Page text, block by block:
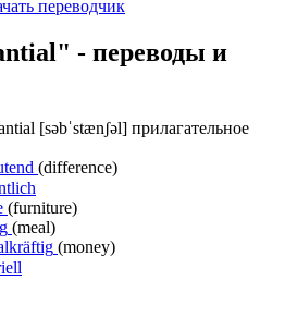
- переводы и
[səbˈstænʃəl] прилагательное
(difference)
(furniture)
(meal)
(money)